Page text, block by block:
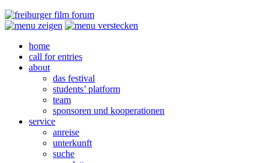
home
call for entries
about
das festival
students’ platform
team
sponsoren und kooperationen
service
anreise
unterkunft
suche